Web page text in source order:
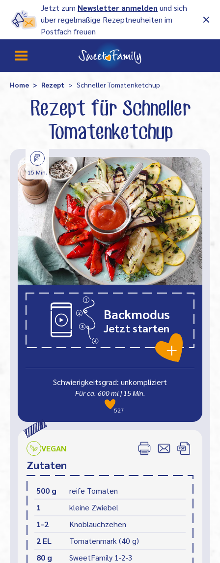
Jetzt zum Newsletter anmelden und sich
über regelmäßige Rezeptneuheiten im
Postfach freuen
Home Rezept Schneller Tomatenketchup
Rezept für Schneller
Tomatenketchup
Backmodus
Jetzt starten
15 Min.
Schwierigkeitsgrad: unkompliziert
Für ca. 600 ml| 15Min.
527
VEGAN
Zutaten
500 g
reife Tomaten
1
kleine Zwiebel
1-2
Knoblauchzehen
2 EL
Tomatenmark (40 g)
80 g
SweetFamily 1-2-3